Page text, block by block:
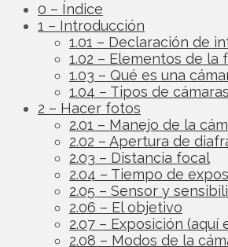
0 – Índice
1 – Introducción
1.01 – Declaración de
1.02 – Elementos de la
1.03 – Qué es una
1.04 – Tipos de cámaras
2 – Hacer fotos
2.01 – Manejo de la
2.02 – Apertura de
2.03 – Distancia focal
2.04 – Tiempo de
2.05 – Sensor y
2.06 – El objetivo
2.07 – Exposición (aquí
2.08 – Modos de la